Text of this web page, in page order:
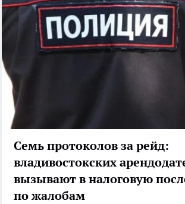
Семь протоколов за рейд:
владивостокских
вызывают в налоговую
по жалобам